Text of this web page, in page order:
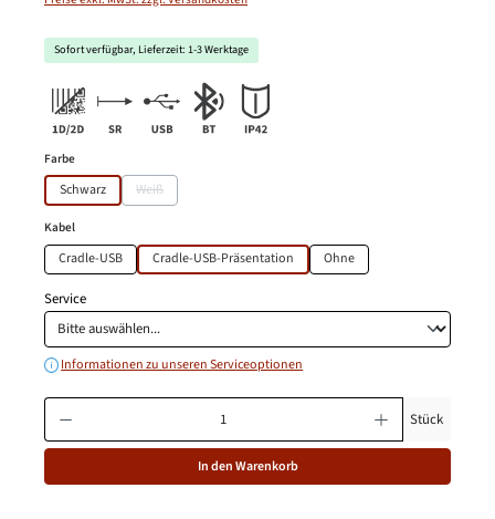
Sofort verfügbar, Lieferzeit: 1-3 Werktage
Farbeauswählen
Schwarz Weiß(Diese Option ist zurzeit nicht verfügbar.)
Kabelauswählen
Cradle-USB Cradle-USB-Präsentation Ohne
Service
Informationen zu unseren Serviceoptionen
Produkt Anzahl: Gib den gewünschten Wert ein oder benutze die
Stück
In den Warenkorb